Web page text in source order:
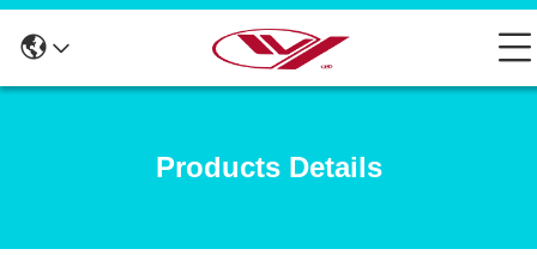
Products Details